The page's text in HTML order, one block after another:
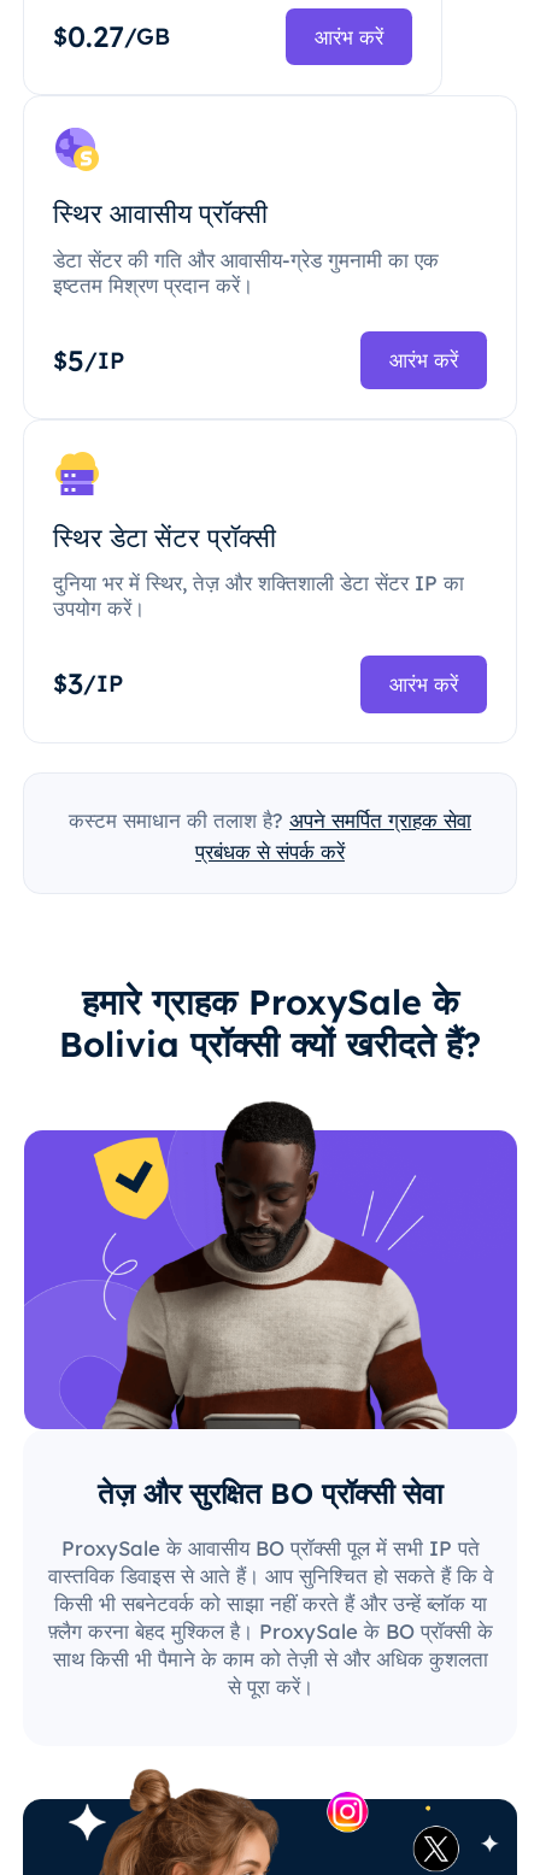
$0.27/GB आरंभ करें
स्थिर आवासीय प्रॉक्सी
डेटा सेंटर की गति और आवासीय-ग्रेड गुमनामी का एक
इष्टतम मिश्रण प्रदान करें।
$5/IP आरंभ करें
स्थिर डेटा सेंटर प्रॉक्सी
दुनिया भर में स्थिर, तेज़ और शक्तिशाली डेटा सेंटर IP का
उपयोग करें।
$3/IP आरंभ करें
कस्टम समाधान की तलाश है? अपने समर्पित ग्राहक सेवा
प्रबंधक से संपर्क करें
हमारे ग्राहक ProxySale के
Bolivia प्रॉक्सी क्यों खरीदते हैं?
तेज़ और सुरक्षित BO प्रॉक्सी सेवा
ProxySale के आवासीय BO प्रॉक्सी पूल में सभी IP पते
वास्तविक डिवाइस से आते हैं। आप सुनिश्चित हो सकते हैं कि वे
किसी भी सबनेटवर्क को साझा नहीं करते हैं और उन्हें ब्लॉक या
फ़्लैग करना बेहद मुश्किल है। ProxySale के BO प्रॉक्सी के
साथ किसी भी पैमाने के काम को तेज़ी से और अधिक कुशलता
से पूरा करें।